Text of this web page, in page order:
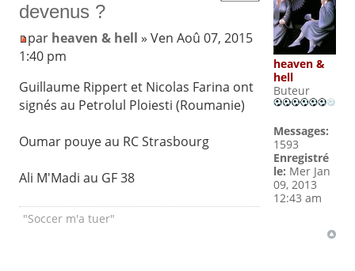
devenus ?
par heaven & hell » Ven Aoû 07, 2015
1:40 pm
Guillaume Rippert et Nicolas Farina ont
signés au Petrolul Ploiesti (Roumanie)
Oumar pouye au RC Strasbourg
Ali M'Madi au GF 38
"Soccer m'a tuer"
heaven &
hell
Buteur
Messages:
1593
Enregistré
le: Mer Jan
09, 2013
12:43 am